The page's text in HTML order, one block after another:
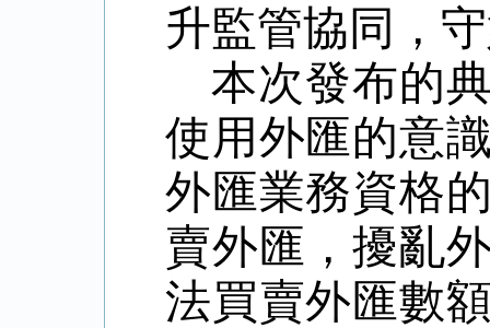
升監管協同，
本次發布的
使用外匯的意
外匯業務資格
賣外匯，擾亂
法買賣外匯數